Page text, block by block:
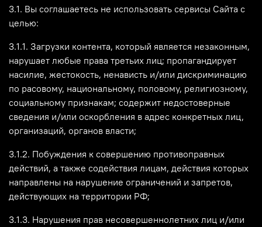
3.1. Вы соглашаетесь не использовать сервисы Сайта с
целью:
3.1.1. Загрузки контента, который является незаконным,
нарушает любые права третьих лиц; пропагандирует
насилие, жестокость, ненависть и/или дискриминацию
по расовому, национальному, половому, религиозному,
социальному признакам; содержит недостоверные
сведения и/или оскорбления в адрес конкретных лиц,
организаций, органов власти;
3.1.2. Побуждения к совершению противоправных
действий, а также содействия лицам, действия которых
направлены на нарушение ограничений и запретов,
действующих на территории РФ;
3.1.3. Нарушения прав несовершеннолетних лиц и/или